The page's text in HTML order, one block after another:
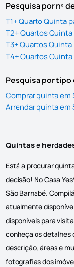
Pesquisa por nº
T1+ Quarto Quinta
T2+ Quartos Quinta
T3+ Quartos Quinta
T4+ Quartos Quinta
Pesquisa por tipo
Comprar quinta em
Arrendar quinta em
Quintas e
Está a procurar
decisão! No Casa
São Barnabé.
atualmente
disponíveis para
conheça os detalhes
descrição, áreas e
fotografias dos